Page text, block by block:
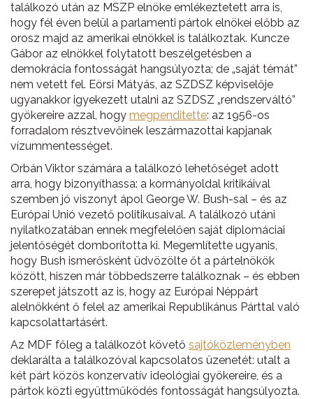
találkozó után az MSZP elnöke emlékeztetett arra is,
hogy fél éven belül a parlamenti pártok elnökei előbb az
orosz majd az amerikai elnökkel is találkoztak. Kuncze
Gábor az elnökkel folytatott beszélgetésben a
demokrácia fontosságát hangsúlyozta; de „saját témát”
nem vetett fel. Eörsi Mátyás, az SZDSZ képviselője
ugyanakkor igyekezett utalni az SZDSZ „rendszerváltó”
gyökereire azzal, hogy megpendítette: az 1956-os
forradalom résztvevőinek leszármazottai kapjanak
vízummentességet.
Orbán Viktor számára a találkozó lehetőséget adott
arra, hogy bizonyíthassa: a kormányoldal kritikáival
szemben jó viszonyt ápol George W. Bush-sal – és az
Európai Unió vezető politikusaival. A találkozó utáni
nyilatkozatában ennek megfelelően saját diplomáciai
jelentőségét domborította ki. Megemlítette ugyanis,
hogy Bush ismerősként üdvözölte őt a pártelnökök
között, hiszen már többedszerre találkoznak – és ebben
szerepet játszott az is, hogy az Európai Néppárt
alelnökként ő felel az amerikai Republikánus Párttal való
kapcsolattartásért.
Az MDF főleg a találkozót követő sajtóközleményben
deklarálta a találkozóval kapcsolatos üzenetét: utalt a
két párt közös konzervatív ideológiai gyökereire, és a
pártok közti együttműködés fontosságát hangsúlyozta.